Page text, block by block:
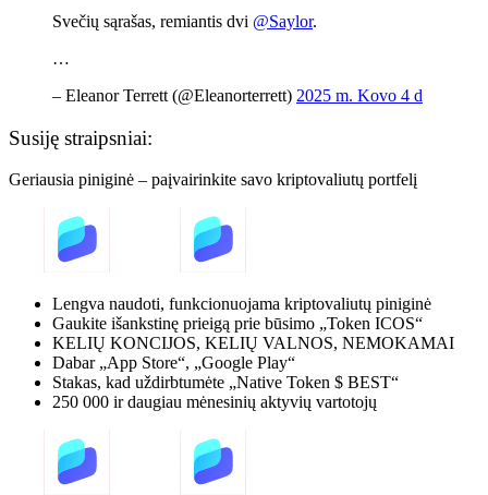
Svečių sąrašas, remiantis dvi @Saylor.
…
– Eleanor Terrett (@Eleanorterrett) 2025 m. Kovo 4 d
Susiję straipsniai:
Geriausia piniginė – paįvairinkite savo kriptovaliutų portfelį
Lengva naudoti, funkcionuojama kriptovaliutų piniginė
Gaukite išankstinę prieigą prie būsimo „Token ICOS“
KELIŲ KONCIJOS, KELIŲ VALNOS, NEMOKAMAI
Dabar „App Store“, „Google Play“
Stakas, kad uždirbtumėte „Native Token $ BEST“
250 000 ir daugiau mėnesinių aktyvių vartotojų